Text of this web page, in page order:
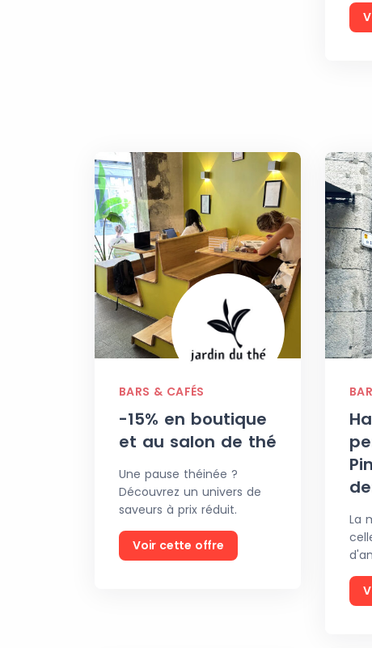
BARS & CAFÉS
-15% en boutique
et au salon de thé
Une pause théinée ?
Découvrez un univers de
saveurs à prix réduit.
Voir cette offre
La